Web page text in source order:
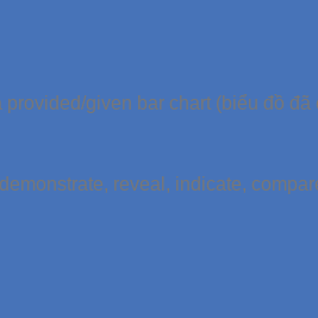
given bar chart (biểu đồ đã
reveal, indicate,